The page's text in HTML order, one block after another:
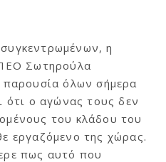
η
Σωτηρούλα
παρουσία όλων σήμερα
ότι ο αγώνας τους δεν
του κλάδου του
εργαζόμενο της χώρας.
πως αυτό που